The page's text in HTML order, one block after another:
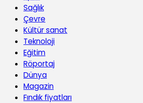
Sağlık
Çevre
Kültür sanat
Teknoloji
Eğitim
Röportaj
Dünya
Magazin
Fındık fiyatları